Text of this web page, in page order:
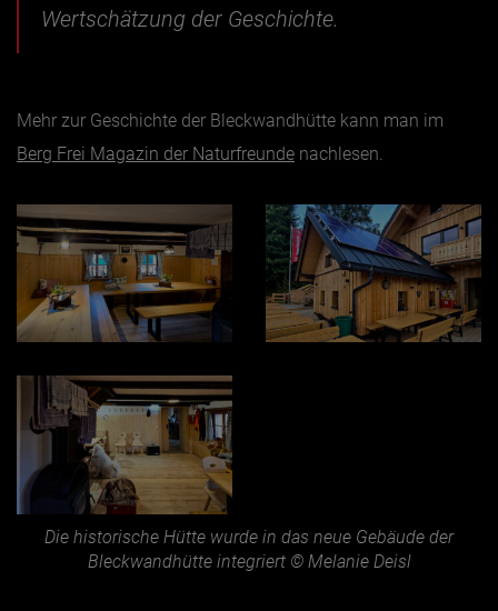
Wertschätzung der Geschichte.
Mehr zur Geschichte der Bleckwandhütte kann man im
Berg Frei Magazin der Naturfreunde nachlesen.
Die historische Hütte wurde in das neue Gebäude der
Bleckwandhütte integriert © Melanie Deisl